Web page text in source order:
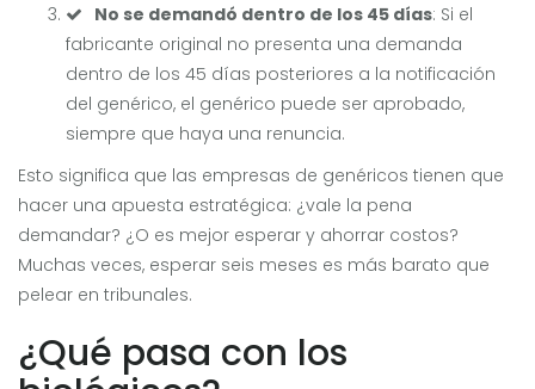
No se demandó dentro de los 45 días: Si el
fabricante original no presenta una demanda
dentro de los 45 días posteriores a la notificación
del genérico, el genérico puede ser aprobado,
siempre que haya una renuncia.
Esto significa que las empresas de genéricos tienen que
hacer una apuesta estratégica: ¿vale la pena
demandar? ¿O es mejor esperar y ahorrar costos?
Muchas veces, esperar seis meses es más barato que
pelear en tribunales.
¿Qué pasa con los